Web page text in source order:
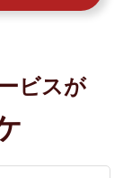
ビスが